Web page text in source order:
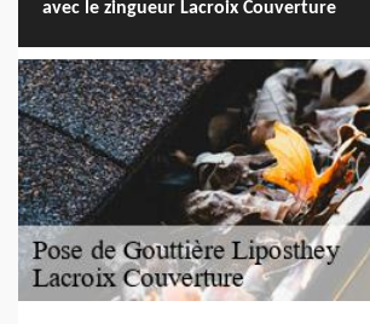
avec le zingueur Lacroix Couverture